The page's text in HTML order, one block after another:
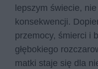
lepszym świecie,
konsekwencji.
przemocy, śmierci i
głębokiego
matki staje się dla